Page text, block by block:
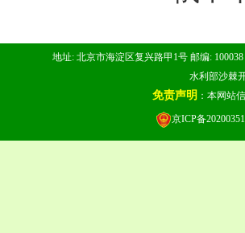
地址: 北京市海淀区复兴路甲1号 邮编:
水利部沙棘
免责声明 ：本网站
京ICP备